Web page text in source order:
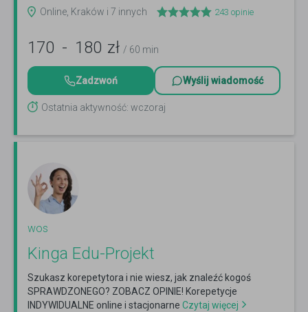
Online, Kraków i 7 innych 243 opinie
170 - 180 zł / 60 min
Zadzwoń Wyślij wiadomość
Ostatnia aktywność: wczoraj
wos
Kinga Edu-Projekt
Szukasz korepetytora i nie wiesz, jak znaleźć kogoś
SPRAWDZONEGO? ZOBACZ OPINIE! Korepetycje
INDYWIDUALNE online i stacjonarne Czytaj więcej